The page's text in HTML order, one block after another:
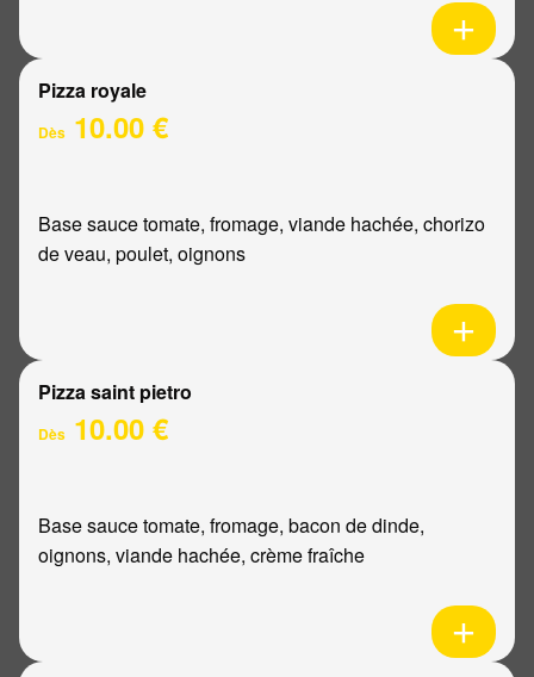
Pizza royale
Dès 10.00 €
Base sauce tomate, fromage, viande hachée, chorizo
de veau, poulet, oignons
Pizza saint pietro
Dès 10.00 €
Base sauce tomate, fromage, bacon de dinde,
oignons, viande hachée, crème fraîche